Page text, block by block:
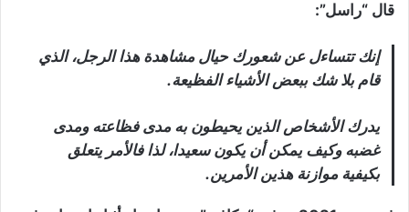
قال “راسل”:
إنك تتساءل عن شعورك حيال مشاهدة هذا الرجل، الذي
قام بلا شك ببعض الأشياء الفظيعة.
يدرك الأشخاص الذين يحيطون به مدى فظاعته ومدى
غضبه وكيف يمكن أن يكون سعيدا، لذا فالأمر يتعلق
بكيفية موازنة هذين الأمرين.